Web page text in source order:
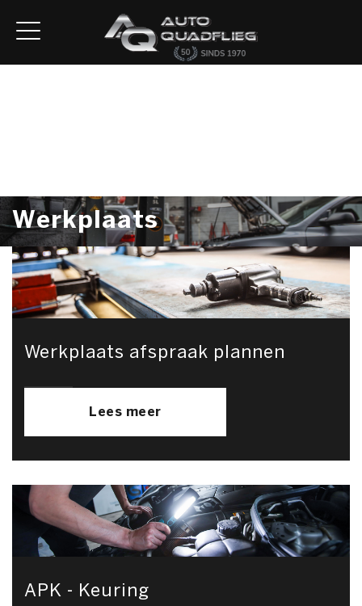
Werkplaats
Werkplaats afspraak plannen
Lees meer
APK - Keuring